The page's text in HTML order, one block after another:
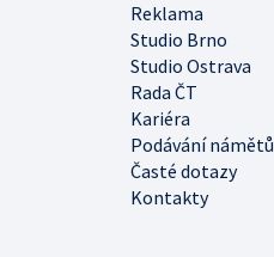
Reklama
Studio Brno
Studio Ostrava
Rada ČT
Kariéra
Podávání námětů
Časté dotazy
Kontakty